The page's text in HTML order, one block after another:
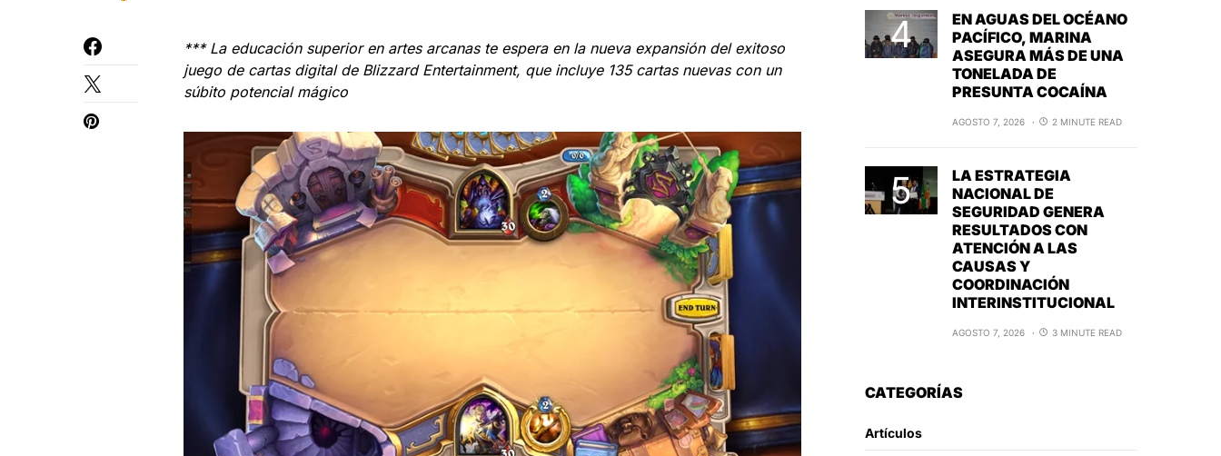
*** La educación superior en artes arcanas te espera en la nueva expansión del exitoso
juego de cartas digital de Blizzard Entertainment, que incluye 135 cartas nuevas con un
súbito potencial mágico
EN AGUAS DEL OCÉANO
PACÍFICO, MARINA
ASEGURA MÁS DE UNA
TONELADA DE
PRESUNTA COCAÍNA
AGOSTO 7, 2026 2 MINUTE READ
LA ESTRATEGIA
NACIONAL DE
SEGURIDAD GENERA
RESULTADOS CON
ATENCIÓN A LAS
CAUSAS Y
COORDINACIÓN
INTERINSTITUCIONAL
AGOSTO 7, 2026 3 MINUTE READ
CATEGORÍAS
Artículos